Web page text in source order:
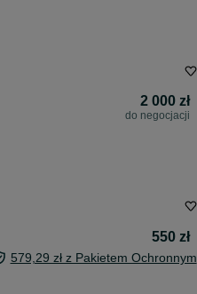
2 000 zł
do negocjacji
550 zł
579,29 zł z Pakietem Ochronnym